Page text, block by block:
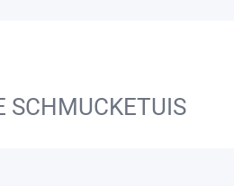
SCHMUCKETUIS